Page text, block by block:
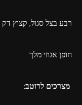
רבע בצל סגול, קצוץ דק
חופן אגוזי מלך
מצרכים לרוטב: